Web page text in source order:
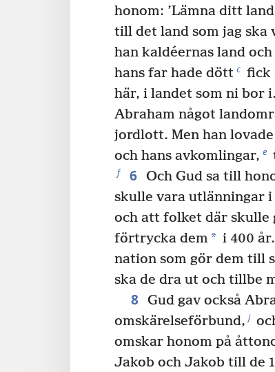
honom: ’Lämna ditt
till det land som jag ska
han kaldéernas land
hans far hade dött c fick
här, i landet som ni bor i.
Abraham något
jordlott. Men han
och hans avkomlingar, e
f 6 Och Gud sa till
skulle vara utlänningar
och att folket där skulle
förtrycka dem * i 400 år.
nation som gör dem till
ska de dra ut och tillbe
8 Gud gav också
omskärelseförbund, j
omskar honom på
Jakob och Jakob till de